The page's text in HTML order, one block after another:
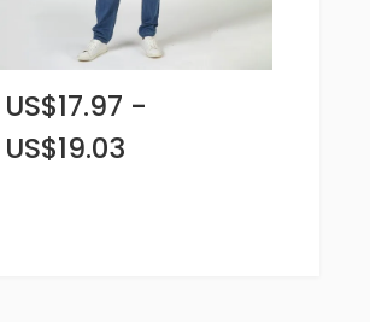
US$17.97 -
US$19.03